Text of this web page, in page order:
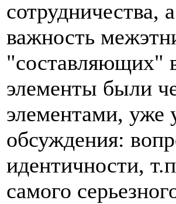
сотрудничества,
важность
"составляющих"
элементы были
элементами, уже
обсуждения:
идентичности,
самого